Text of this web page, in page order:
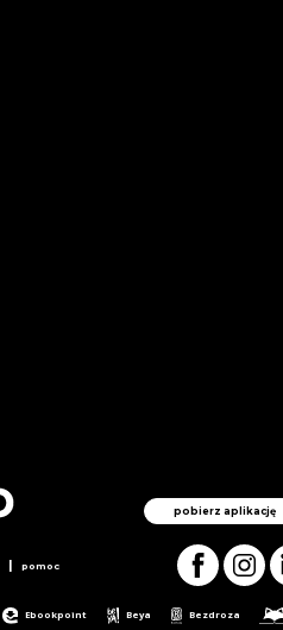
pobierz aplikację
| pomoc
Ebookpoint Beya Bezdroza